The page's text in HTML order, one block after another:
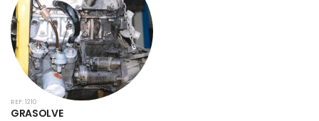
REF: 1210
GRASOLVE